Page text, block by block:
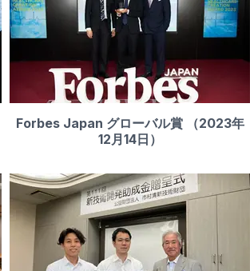
Forbes Japan グローバル賞 （2023年
12月14日）